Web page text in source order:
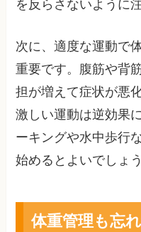
を反らさないように
次に、適度な運動で
重要です。腹筋や背
担が増えて症状が悪
激しい運動は逆効果
ーキングや水中歩行
始めるとよいでしょう
体重管理も忘